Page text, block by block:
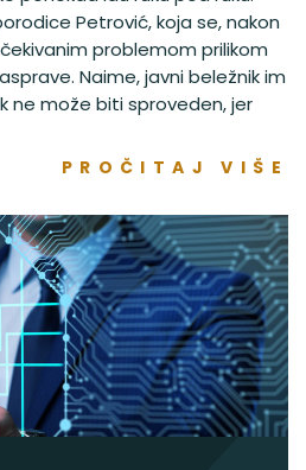
Petrović, koja se, nakon
problemom prilikom
Naime, javni beležnik im
ne može biti sproveden, jer
PROČITAJ VIŠE